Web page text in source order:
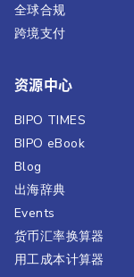
全球合规
跨境支付
资源中心
BIPO TIMES
BIPO eBook
Blog
出海辞典
Events
货币汇率换算器
用工成本计算器